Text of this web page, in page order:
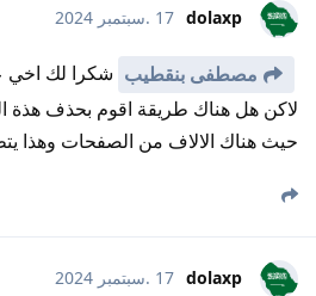
dolaxp 17 .سبتمبر 2024
مصطفى بنقطيب شكرا لك اخي
لاكن هل هناك طريقة اقوم بحذف هذة
حيث هناك الالاف من الصفحات وهذا
dolaxp 17 .سبتمبر 2024